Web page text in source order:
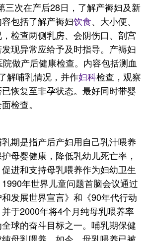
三次在产后28日，了解产褥妇及新
包括了解产褥妇饮食、大小便、
检查两侧乳房、会阴伤口、剖宫
现异常应给予及时指导。产褥妇
做产后健康检查。内容包括测血
解哺乳情况，并作妇科检查，观察
恢复至非孕状态。最好同时带婴
检查。
期是指产后产妇用自己乳汁喂养
母婴健康，降低乳幼儿死亡率，
进和支持母乳喂养作为妇幼卫生
年世界儿童问题首脑会议通过
和发展世界宣言》和《90年代行动
于2000年将4个月纯母乳喂养率
球的奋斗目标之一。哺乳期保健